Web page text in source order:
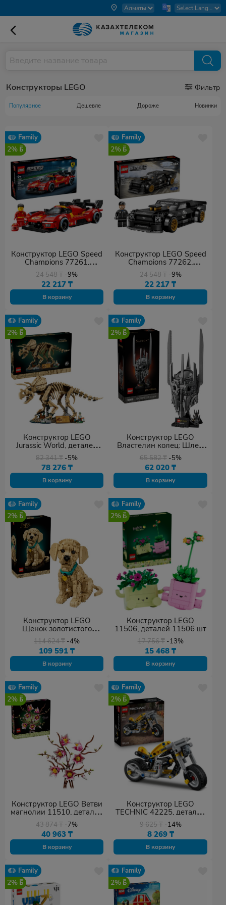
Конструкторы LEGO Фильтр
Популярное Дешевле Дороже Новинки
Family
2%
Конструктор LEGO Speed
Champions 77261,
деталей 329 шт
24 548₸ -9%
22 217 ₸
В корзину
Family
2%
Конструктор LEGO Speed
Champions 77262,
деталей 345 шт
24 548₸ -9%
22 217₸
В корзину
Family
2%
Конструктор LEGO
Jurassic World, деталей
1154 шт
82 341₸ -5%
78 276 ₸
В корзину
Family
2%
Конструктор LEGO
Властелин колец: Шлем
Саурона 11373, деталей
538 шт
65 582₸ -5%
62 020₸
В корзину
Family
2%
Конструктор LEGO
Щенок золотистого
ретривера 11384,
деталей 2102 шт
114 624₸ -4%
109 591₸
В корзину
Family
2%
Конструктор LEGO
11506, деталей 11506 шт
17 756₸ -13%
15 468₸
В корзину
Family
2%
Конструктор LEGO Ветви
магнолии 11510, деталей
435 шт
43 874₸ -7%
40 963 ₸
В корзину
Family
2%
Конструктор LEGO
TECHNIC 42225, деталей
157 шт
9 625₸ -14%
8 269 ₸
В корзину
Family
2%
Family
2%